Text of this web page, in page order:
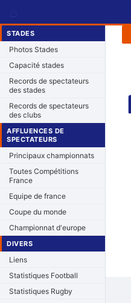
STADES
Photos Stades
Capacité stades
Records de spectateurs
des stades
Records de spectateurs
des clubs
AFFLUENCES DE
SPECTATEURS
Principaux championnats
Toutes Compétitions
France
Equipe de france
Coupe du monde
Championnat d'europe
DIVERS
Liens
Statistiques Football
Statistiques Rugby